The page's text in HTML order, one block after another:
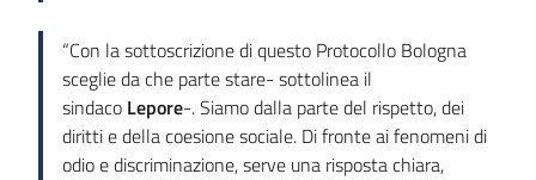
“Con la sottoscrizione di questo Protocollo Bologna
sceglie da che parte stare- sottolinea il
sindaco Lepore-. Siamo dalla parte del rispetto, dei
diritti e della coesione sociale. Di fronte ai fenomeni di
odio e discriminazione, serve una risposta chiara,